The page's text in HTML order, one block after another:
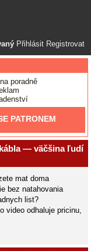
Přihlásit Registrovat
poradně
PATRONEM
— väčšina ľudí
mat doma
bez natahovania
list?
video odhaluje pricinu,